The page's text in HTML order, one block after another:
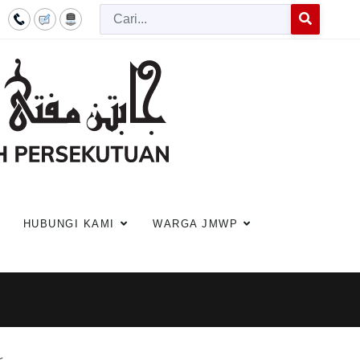
Cari
HUBUNGI KAMI WARGA JMWP